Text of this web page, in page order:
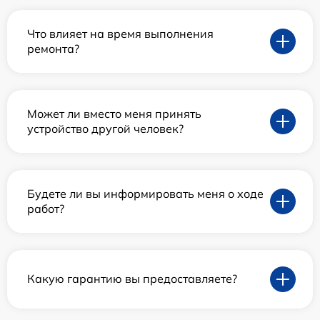
Что влияет на время выполнения
ремонта?
Может ли вместо меня принять
устройство другой человек?
Будете ли вы информировать меня о ходе
работ?
Какую гарантию вы предоставляете?